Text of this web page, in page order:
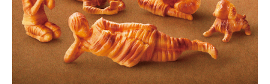
マーケ×ITの今がよく分かる
ITエンジニア向け専門サイト
企業向けIT製品の総合サイト